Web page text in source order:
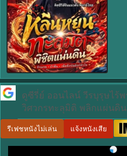
ดูซีรี่ย์ ออนไลน์ วีรบุรุษไร้
วิศวกรทะลุมิติ พลิกแผ่นดิน
รีเฟชหนังไม่เล่น แจ้งหนังเสีย